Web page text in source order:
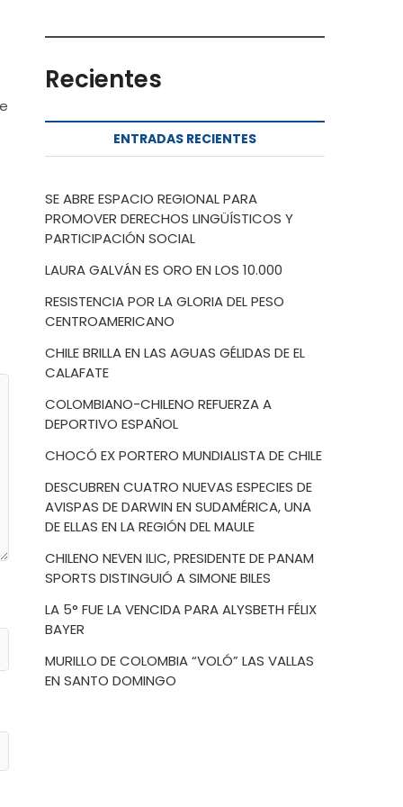
Recientes
ENTRADAS RECIENTES
SE ABRE ESPACIO REGIONAL PARA
PROMOVER DERECHOS LINGÜÍSTICOS Y
PARTICIPACIÓN SOCIAL
LAURA GALVÁN ES ORO EN LOS 10.000
RESISTENCIA POR LA GLORIA DEL PESO
CENTROAMERICANO
CHILE BRILLA EN LAS AGUAS GÉLIDAS DE EL
CALAFATE
COLOMBIANO-CHILENO REFUERZA A
DEPORTIVO ESPAÑOL
CHOCÓ EX PORTERO MUNDIALISTA DE CHILE
DESCUBREN CUATRO NUEVAS ESPECIES DE
AVISPAS DE DARWIN EN SUDAMÉRICA, UNA
DE ELLAS EN LA REGIÓN DEL MAULE
CHILENO NEVEN ILIC, PRESIDENTE DE PANAM
SPORTS DISTINGUIÓ A SIMONE BILES
LA 5° FUE LA VENCIDA PARA ALYSBETH FÉLIX
BAYER
MURILLO DE COLOMBIA “VOLÓ” LAS VALLAS
EN SANTO DOMINGO